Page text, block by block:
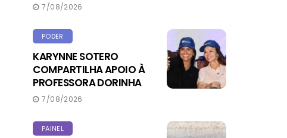
7/08/2026
PODER
KARYNNE SOTERO
COMPARTILHA APOIO À
PROFESSORA DORINHA
7/08/2026
PAINEL